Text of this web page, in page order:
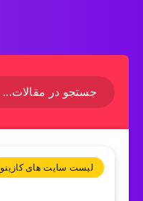
لیست سایت های کازینو